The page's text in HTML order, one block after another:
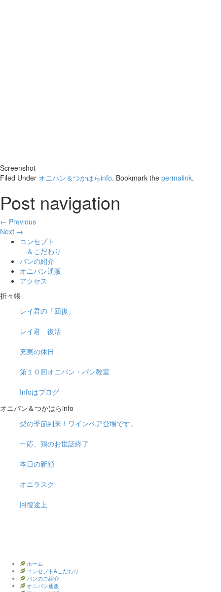
Screenshot
Filed Under オニパン＆つかはらinfo. Bookmark the permalink.
Post navigation
← Previous
Next →
コンセプト
＆こだわり
パンの紹介
オニパン通販
アクセス
折々帳
レイ君の「回復」
レイ君 復活
充実の休日
第１０回オニパン・パン教室
Infoはブログ
オニパン＆つかはらinfo
梨の季節到来！ワインペア登場です。
一応、鶏のお世話終了
本日の新顔
オニラスク
回復途上
ホーム
コンセプト&こだわり
パンのご紹介
オニパン通販